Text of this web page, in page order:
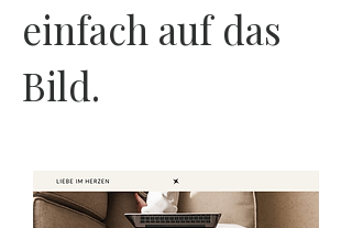
einfach auf das
Bild.